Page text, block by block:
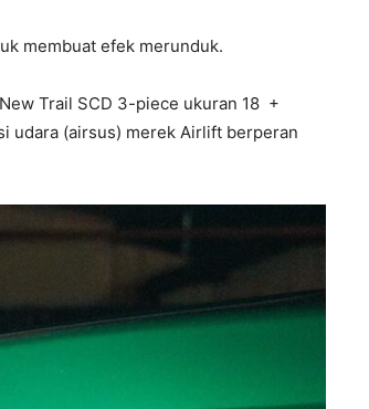
membuat efek merunduk.
Trail SCD 3-piece ukuran 18 +
udara (airsus) merek Airlift berperan